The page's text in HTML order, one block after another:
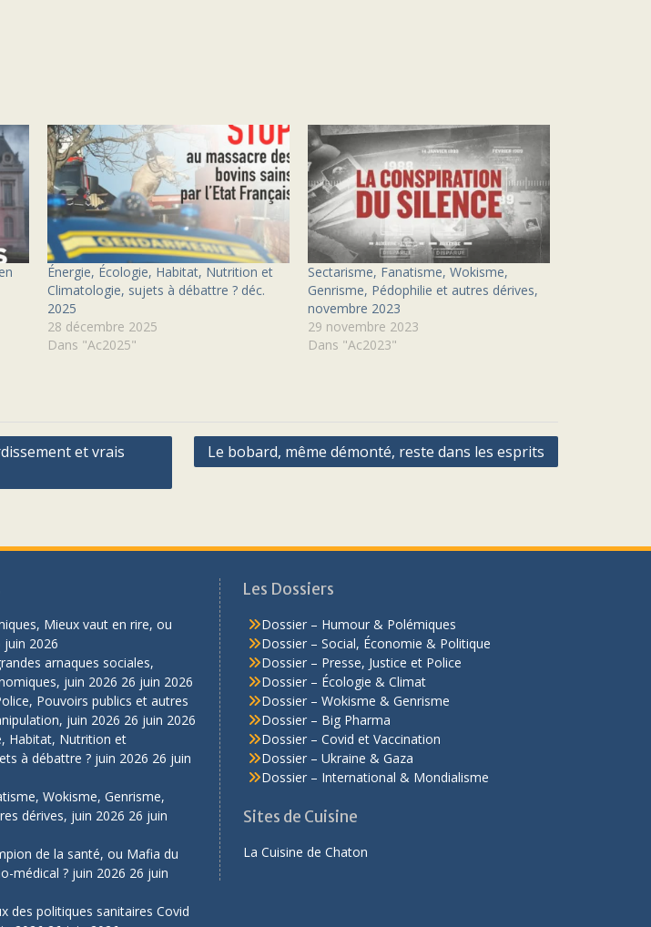
Énergie, Écologie, Habitat, Nutrition et
Climatologie, sujets à débattre ? déc.
2025
28 décembre 2025
Dans "Ac2025"
Sectarisme, Fanatisme, Wokisme,
Genrisme, Pédophilie et autres dérives,
novembre 2023
29 novembre 2023
Dans "Ac2023"
et vrais
Le bobard, même démonté, reste dans les esprits
Mieux vaut en rire, ou
juin 2026
arnaques sociales,
juin 2026 26 juin 2026
Pouvoirs publics et autres
juin 2026 26 juin 2026
Habitat, Nutrition et
à débattre ? juin 2026 26 juin
Wokisme, Genrisme,
dérives, juin 2026 26 juin
de la santé, ou Mafia du
médical ? juin 2026 26 juin
des politiques sanitaires Covid
Les Dossiers
Dossier – Humour & Polémiques
Dossier – Social, Économie & Politique
Dossier – Presse, Justice et Police
Dossier – Écologie & Climat
Dossier – Wokisme & Genrisme
Dossier – Big Pharma
Dossier – Covid et Vaccination
Dossier – Ukraine & Gaza
Dossier – International & Mondialisme
Sites de Cuisine
La Cuisine de Chaton